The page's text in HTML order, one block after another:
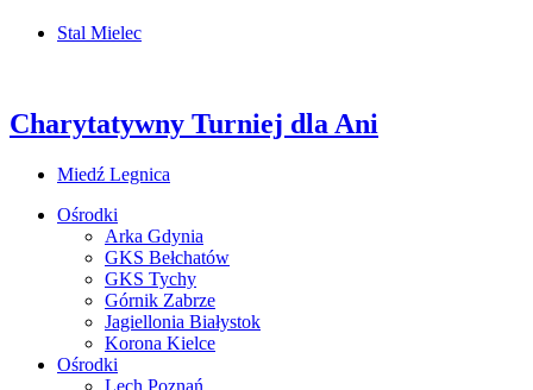
Stal Mielec
Charytatywny Turniej dla Ani
Miedź Legnica
Ośrodki
Arka Gdynia
GKS Bełchatów
GKS Tychy
Górnik Zabrze
Jagiellonia Białystok
Korona Kielce
Ośrodki
Lech Poznań